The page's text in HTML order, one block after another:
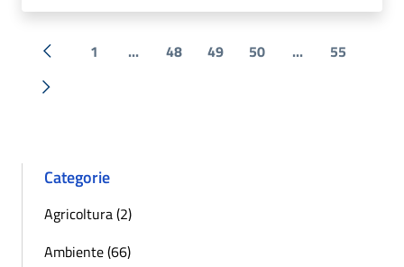
« Precedente
1 ... 48 49 50 ... 55
Successiva »
Categorie
Agricoltura (2)
Ambiente (66)